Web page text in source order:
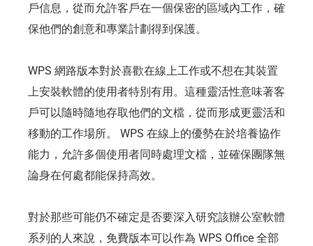
戶信息，從而允許客戶在一個保密的區域內工作，確
保他們的創意和專業計劃得到保護。
WPS 網路版本對於喜歡在線上工作或不想在其裝置
上安裝軟體的使用者特別有用。這種靈活性意味著客
戶可以隨時隨地存取他們的文檔，從而形成更靈活和
移動的工作場所。 WPS 在線上的優勢在於培養協作
能力，允許多個使用者同時處理文檔，並確保團隊無
論身在何處都能保持高效。
對於那些可能仍不確定是否要深入研究該辦公室軟體
系列的人來說，免費版本可以作為 WPS Office 全部